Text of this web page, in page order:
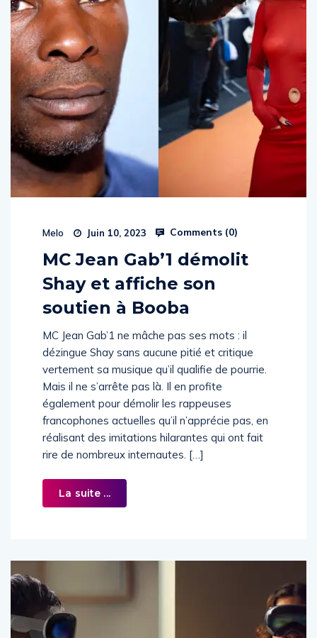
Melo Juin 10, 2023 Comments (0)
MC Jean Gab’1 démolit
Shay et affiche son
soutien à Booba
MC Jean Gab’1 ne mâche pas ses mots : il
dézingue Shay sans aucune pitié et critique
vertement sa musique qu’il qualifie de pourrie.
Mais il ne s’arrête pas là. Il en profite
également pour démolir les rappeuses
francophones actuelles qu’il n’apprécie pas, en
réalisant des imitations hilarantes qui ont fait
rire de nombreux internautes. […]
La suite ...